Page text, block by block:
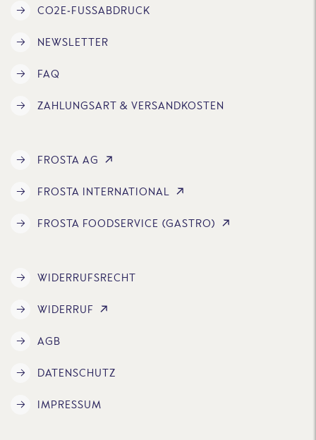
CO2E-FUSSABDRUCK
NEWSLETTER
FAQ
ZAHLUNGSART & VERSANDKOSTEN
FROSTA AG
FROSTA INTERNATIONAL
FROSTA FOODSERVICE (GASTRO)
WIDERRUFSRECHT
WIDERRUF
AGB
DATENSCHUTZ
IMPRESSUM